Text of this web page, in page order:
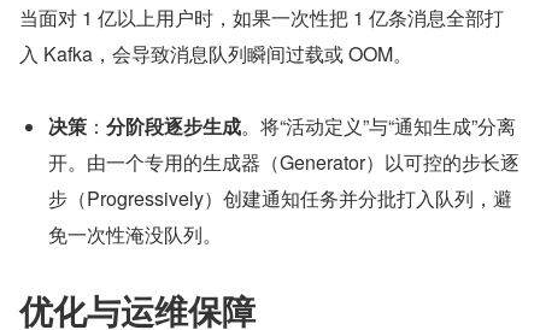
当面对 1 亿以上用户时，如果一次性把 1 亿条消息全部打
入 Kafka，会导致消息队列瞬间过载或 OOM。
决策 ： 分阶段逐步生成。将“活动定义”与“通知生成”分离
开。由一个专用的生成器（Generator）以可控的步长逐
步（Progressively）创建通知任务并分批打入队列，避
免一次性淹没队列。
优化与运维保障